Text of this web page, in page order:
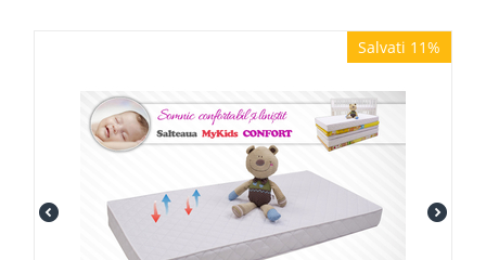
Salvati 11%